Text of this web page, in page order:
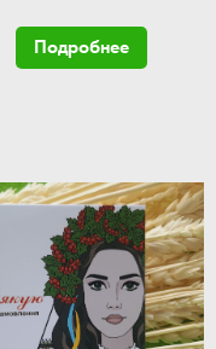
Подробнее